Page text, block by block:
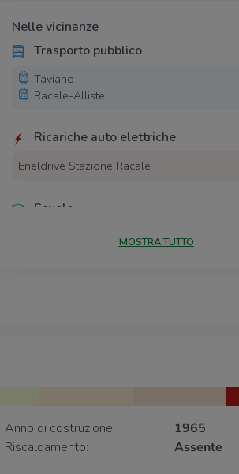
Nelle vicinanze
Trasporto pubblico
Taviano
Racale-Alliste
Ricariche auto elettriche
Eneldrive Stazione Racale
Scuole
Panificio Francioso
MOSTRA TUTTO
Anno di costruzione:
1965
Riscaldamento:
Assente